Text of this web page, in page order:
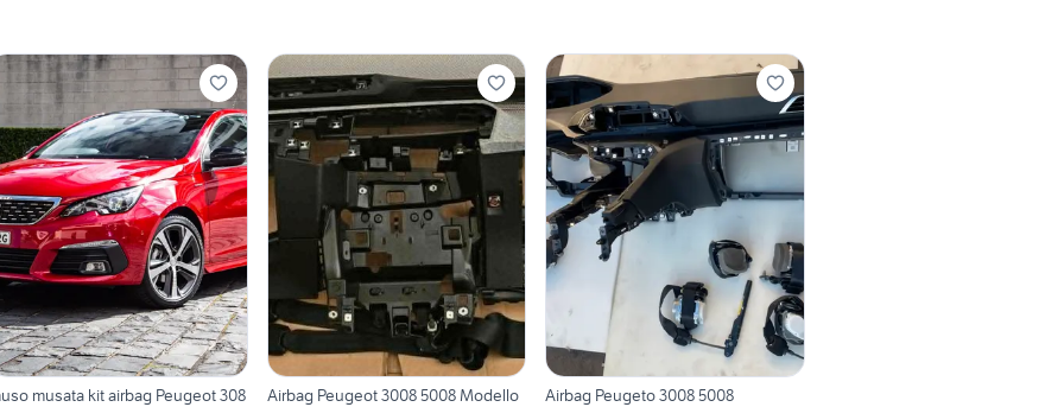
musata kit airbag Peugeot 308
Airbag Peugeot 3008 5008 Modello
Airbag Peugeto 3008 5008